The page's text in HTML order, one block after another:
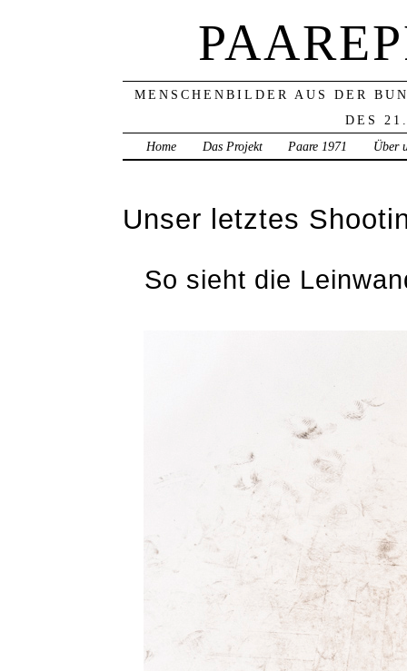
MENSCHENBILDER AUS DER
DES
Home
Das Projekt Paare 1971 Über
Unser letztes
So sieht die